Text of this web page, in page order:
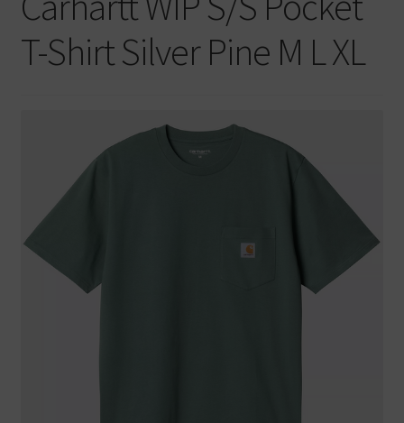
Impressum
Kasse
Warenkorb
T-Shirt Silver Pine M L XL